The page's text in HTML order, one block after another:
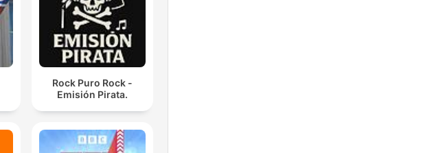
Rock Puro Rock -
Emisión Pirata.